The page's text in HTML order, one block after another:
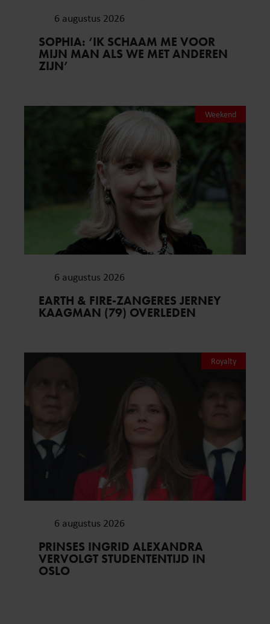
6 augustus 2026
SOPHIA: ‘IK SCHAAM ME VOOR
MIJN MAN ALS WE MET ANDEREN
ZIJN’
Weekend
6 augustus 2026
EARTH & FIRE-ZANGERES JERNEY
KAAGMAN (79) OVERLEDEN
Royalty
6 augustus 2026
PRINSES INGRID ALEXANDRA
VERVOLGT STUDENTENTIJD IN
OSLO